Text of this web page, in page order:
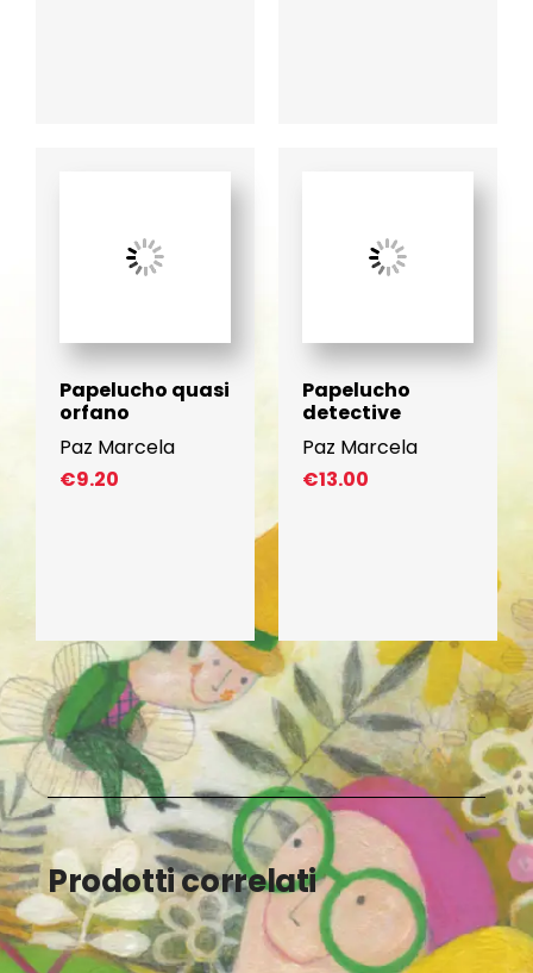
Papelucho quasi
orfano
Paz Marcela
€9.20
Papelucho
detective
Paz Marcela
€13.00
Prodotti correlati